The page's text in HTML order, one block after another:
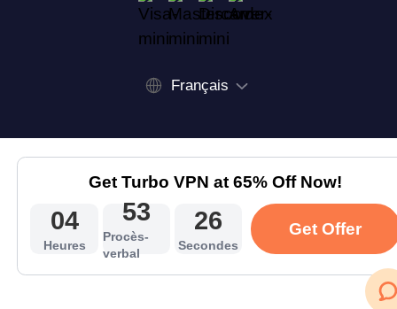
Français
Get Turbo VPN at 65% Off Now!
04
Heures
53
Procès-
verbal
26
Secondes
Get Offer